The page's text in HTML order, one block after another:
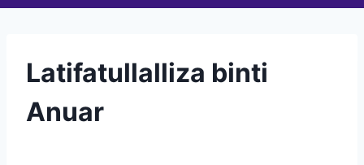
Latifatullalliza binti
Anuar